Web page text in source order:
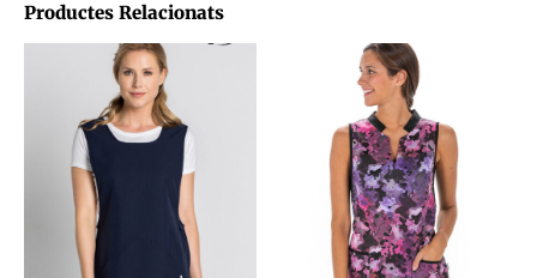
Productes Relacionats